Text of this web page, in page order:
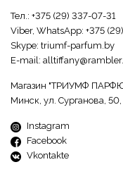
Тел.: +375 (29) 337-07-31
Viber, WhatsApp: +375
Skype: triumf-parfum.by
E-mail:
Магазин "ТРИУМФ
Минск, ул. Сурганова,
Instagram
Facebook
Vkontakte